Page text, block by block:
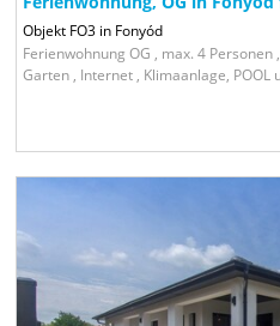
Objekt FO3 in Fonyód
Ferienwohnung OG , max. 4
Garten , Internet , Klimaanlage, POOL